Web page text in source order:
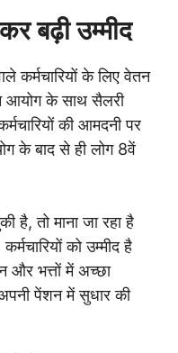
बढ़ी उम्मीद
कर्मचारियों के लिए वेतन
आयोग के साथ सैलरी
की आमदनी पर
के बाद से ही लोग 8वें
है, तो माना जा रहा है
को उम्मीद है
और भत्तों में अच्छा
पेंशन में सुधार की